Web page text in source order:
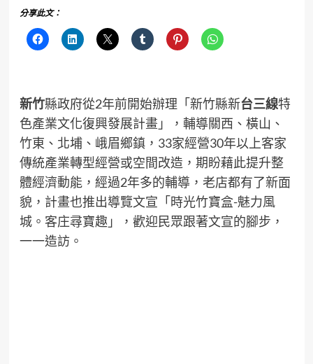
分享此文：
新竹縣政府從2年前開始辦理「新竹縣新台三線特
色產業文化復興發展計畫」，輔導關西、橫山、
竹東、北埔、峨眉鄉鎮，33家經營30年以上客家
傳統產業轉型經營或空間改造，期盼藉此提升整
體經濟動能，經過2年多的輔導，老店都有了新面
貌，計畫也推出導覽文宣「時光竹寶盒-魅力風
城。客庄尋寶趣」，歡迎民眾跟著文宣的腳步，
一一造訪。